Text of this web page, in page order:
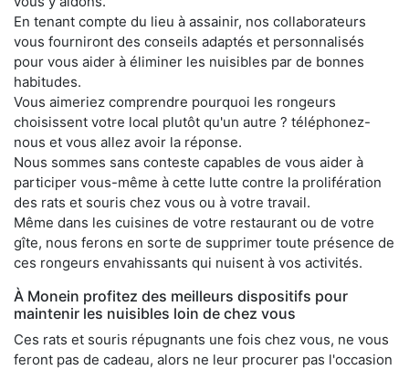
En tenant compte du lieu à assainir, nos collaborateurs
vous fourniront des conseils adaptés et personnalisés
pour vous aider à éliminer les nuisibles par de bonnes
habitudes.
Vous aimeriez comprendre pourquoi les rongeurs
choisissent votre local plutôt qu'un autre ? téléphonez-
nous et vous allez avoir la réponse.
Nous sommes sans conteste capables de vous aider à
participer vous-même à cette lutte contre la prolifération
des rats et souris chez vous ou à votre travail.
Même dans les cuisines de votre restaurant ou de votre
gîte, nous ferons en sorte de supprimer toute présence de
ces rongeurs envahissants qui nuisent à vos activités.
À Monein profitez des meilleurs dispositifs pour
maintenir les nuisibles loin de chez vous
Ces rats et souris répugnants une fois chez vous, ne vous
feront pas de cadeau, alors ne leur procurer pas l'occasion